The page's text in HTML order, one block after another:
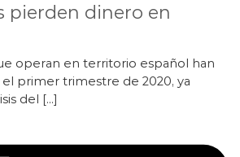
pierden dinero en
operan en territorio español han
primer trimestre de 2020, ya
del […]